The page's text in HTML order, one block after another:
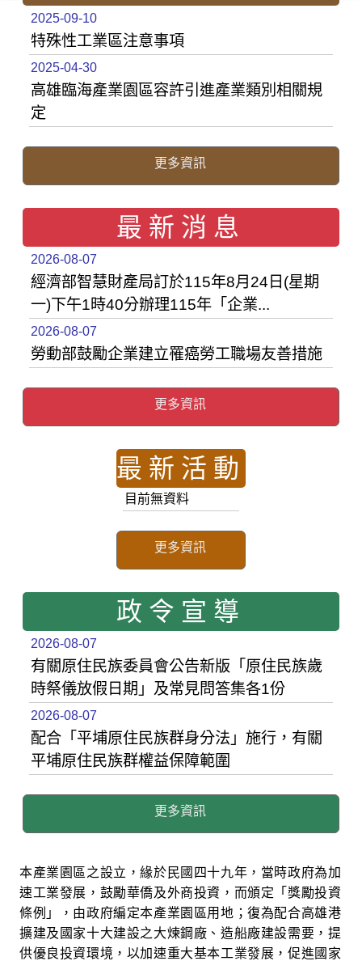
2025-09-10
特殊性工業區注意事項
2025-04-30
高雄臨海產業園區容許引進產業類別相關規
定
更多資訊
最新消息
2026-08-07
經濟部智慧財產局訂於115年8月24日(星期
一)下午1時40分辦理115年「企業...
2026-08-07
勞動部鼓勵企業建立罹癌勞工職場友善措施
更多資訊
最新活動
目前無資料
更多資訊
政令宣導
2026-08-07
有關原住民族委員會公告新版「原住民族歲
時祭儀放假日期」及常見問答集各1份
2026-08-07
配合「平埔原住民族群身分法」施行，有關
平埔原住民族群權益保障範圍
更多資訊
本產業園區之設立，緣於民國四十九年，當時政府為加
速工業發展，鼓勵華僑及外商投資，而頒定「獎勵投資
條例」，由政府編定本產業園區用地；復為配合高雄港
擴建及國家十大建設之大煉鋼廠、造船廠建設需要，提
供優良投資環境，以加速重大基本工業發展，促進國家